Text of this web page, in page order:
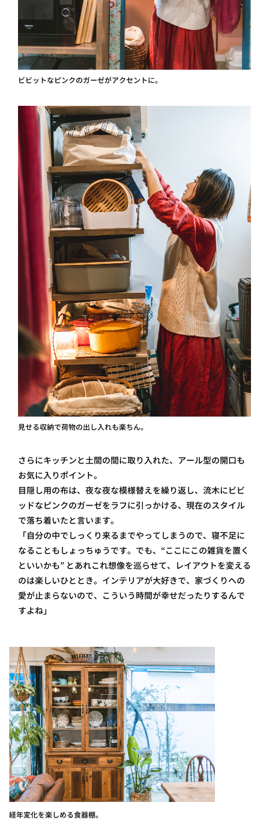
ビビットなピンクのガーゼがアクセントに。
見せる収納で荷物の出し入れも楽ちん。
さらにキッチンと土間の間に取り入れた、アール型の開口も
お気に入りポイント。
目隠し用の布は、夜な夜な模様替えを繰り返し、流木にビビ
ッドなピンクのガーゼをラフに引っかける、現在のスタイル
で落ち着いたと言います。
「自分の中でしっくり来るまでやってしまうので、寝不足に
なることもしょっちゅうです。でも、“ここにこの雑貨を置く
といいかも” とあれこれ想像を巡らせて、レイアウトを変える
のは楽しいひととき。インテリアが大好きで、家づくりへの
愛が止まらないので、こういう時間が幸せだったりするんで
すよね」
経年変化を楽しめる食器棚。